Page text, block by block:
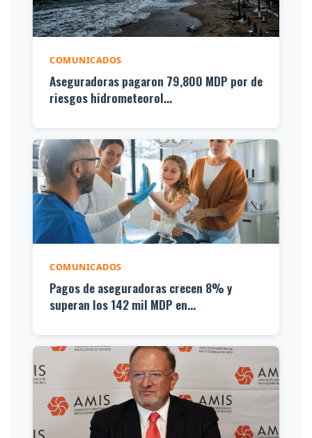
COMUNICADOS
Aseguradoras pagaron 79,800 MDP por de
riesgos hidrometeorol...
COMUNICADOS
Pagos de aseguradoras crecen 8% y
superan los 142 mil MDP en...